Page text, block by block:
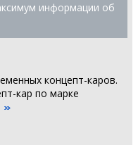
информации об
концепт-каров.
кар по марке